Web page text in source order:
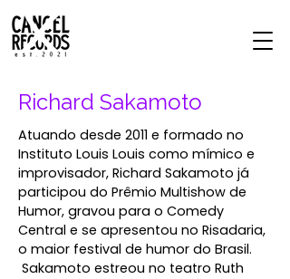
Richard Sakamoto
Atuando desde 2011 e formado no
Instituto Louis Louis como mímico e
improvisador, Richard Sakamoto já
participou do Prêmio Multishow de
Humor, gravou para o Comedy
Central e se apresentou no Risadaria,
o maior festival de humor do Brasil.
Sakamoto estreou no teatro Ruth